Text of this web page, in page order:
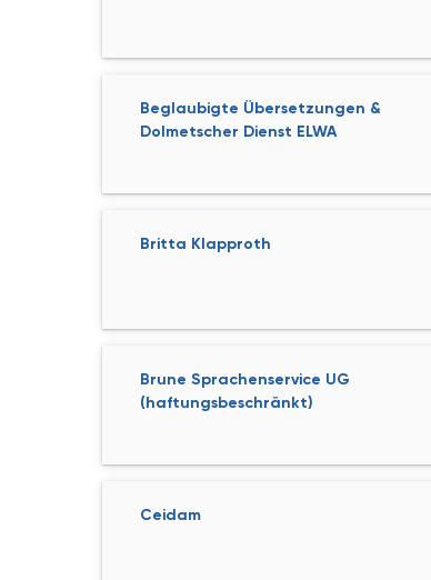
Beglaubigte Übersetzungen &
Dolmetscher Dienst ELWA
Britta Klapproth
Brune Sprachenservice UG
(haftungsbeschränkt)
Ceidam